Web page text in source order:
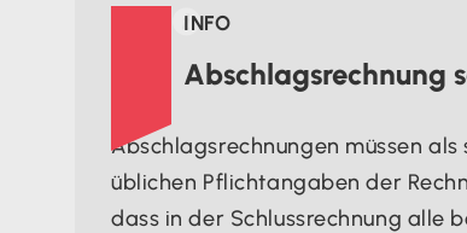

INFO
Abschlagsrechnung
Abschlagsrechnungen müssen
üblichen Pflichtangaben der
dass in der Schlussrechnung alle